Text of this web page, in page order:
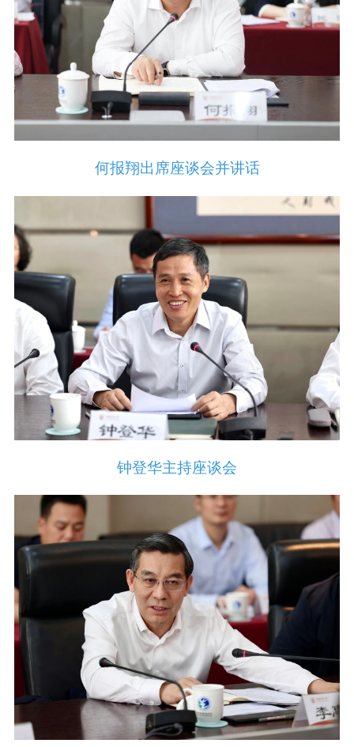
何报翔出席座谈会并讲话
钟登华主持座谈会